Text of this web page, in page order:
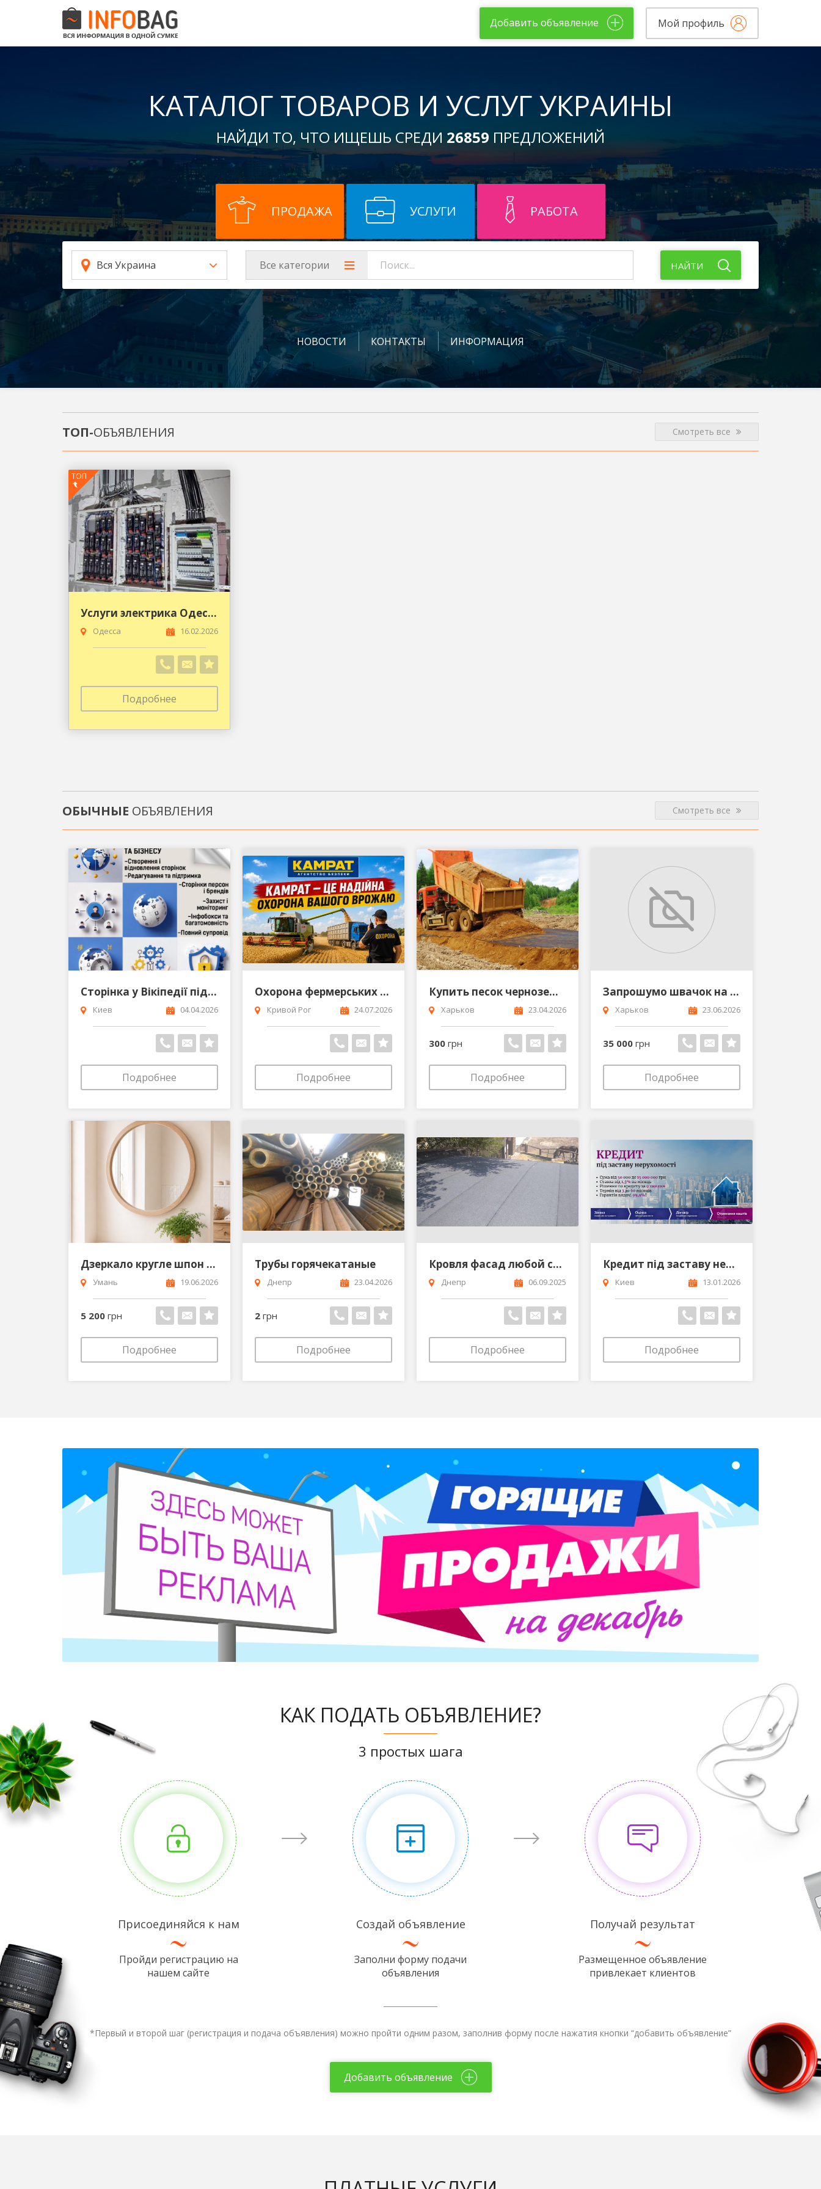
Добавить объявление Мой профиль
КАТАЛОГ ТОВАРОВ И УСЛУГ УКРАИНЫ
НАЙДИ ТО, ЧТО ИЩЕШЬ СРЕДИ 26859 ПРЕДЛОЖЕНИЙ
ПРОДАЖА УСЛУГИ РАБОТА
Вся Украина Все категории НАЙТИ
НОВОСТИ КОНТАКТЫ ИНФОРМАЦИЯ
ТОП-ОБЪЯВЛЕНИЯ Смотреть все
ТОП
Услуги электрика Одесса
Одесса 16.02.2026
Подробнее
ОБЫЧНЫЕ ОБЪЯВЛЕНИЯ Смотреть все
Сторінка у Вікіпедії під ключ репутація довіра та впізнаваність
Киев 04.04.2026
Подробнее
Охорона фермерських господарств Кривий Ріг Камрат
Кривой Рог 24.07.2026
Подробнее
Купить песок чернозем щебень в Харькове
Харьков 23.04.2026
300 грн
Подробнее
Запрошумо швачок на роботу на верхній одяг
Харьков 23.06.2026
35 000 грн
Подробнее
Дзеркало кругле шпон дуб без підсвітки
Умань 19.06.2026
5 200 грн
Подробнее
Трубы горячекатаные
Днепр 23.04.2026
2 грн
Подробнее
Кровля фасад любой сложности Днепр
Днепр 06.09.2025
Подробнее
Кредит під заставу нерухомості в Киві швидко та без довідок
Киев 13.01.2026
Подробнее
КАК ПОДАТЬ ОБЪЯВЛЕНИЕ?
3 простых шага
Присоединяйся к нам
Пройди регистрацию на
нашем сайте
Создай объявление
Заполни форму подачи
объявления
Получай результат
Размещенное объявление
привлекает клиентов
*Первый и второй шаг (регистрация и подача объявления) можно пройти одним разом, заполнив форму после нажатия кнопки “добавить объявление”
Добавить объявление